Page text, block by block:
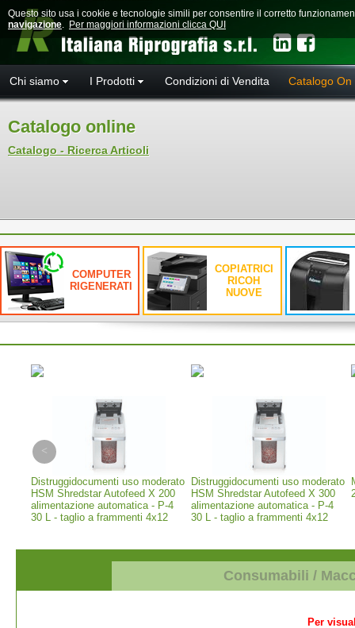
Questo sito usa i cookie e tecnologie simili per consentire il corretto
navigazione. Per maggiori informazioni clicca QUI
Chi siamo I Prodotti Condizioni di Vendita Catalogo On
Catalogo online
Catalogo - Ricerca Articoli
COMPUTER
RIGENERATI
COPIATRICI
RICOH
NUOVE
Distruggidocumenti uso moderato
HSM Shredstar Autofeed X 200
alimentazione automatica - P-4
30 L - taglio a frammenti 4x12
Distruggidocumenti uso moderato
HSM Shredstar Autofeed X 300
alimentazione automatica - P-4
30 L - taglio a frammenti 4x12
Consumabili /
Per